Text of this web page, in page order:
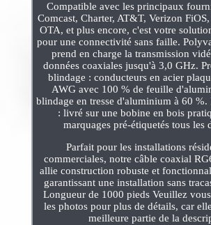
Compatible avec les principaux
Comcast, Charter, AT&T, Verizon
OTA, et plus encore, c'est votre
pour une connectivité sans faille.
prend en charge la transmission
données coaxiales jusqu'à 3,0 GHz.
blindage : conducteurs en acier
AWG avec 100 % de feuille
blindage en tresse d'aluminium à 60
: livré sur une bobine en bois
marquages pré-étiquetés tous les
Parfait pour les installations
commerciales, notre câble coaxial
allie construction robuste et
garantissant une installation sans
Longueur de 1000 pieds Veuillez
les photos pour plus de détails, car
meilleure partie de la